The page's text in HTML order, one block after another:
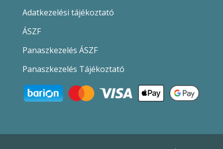
Adatkezelési tájékoztató
ÁSZF
Panaszkezelés ÁSZF
Panaszkezelés Tájékoztató